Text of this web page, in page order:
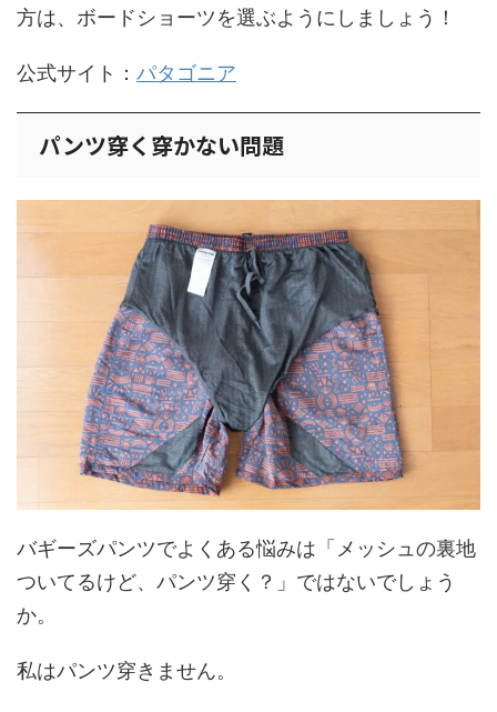
方は、ボードショーツを選ぶようにしましょう！
公式サイト： パタゴニア
パンツ穿く穿かない問題
バギーズパンツでよくある悩みは「メッシュの裏地
ついてるけど、パンツ穿く？」ではないでしょう
か。
私はパンツ穿きません。